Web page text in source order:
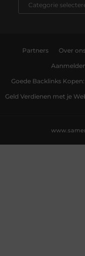
Partners Over
Goede Backlinks
Geld Verdienen met je